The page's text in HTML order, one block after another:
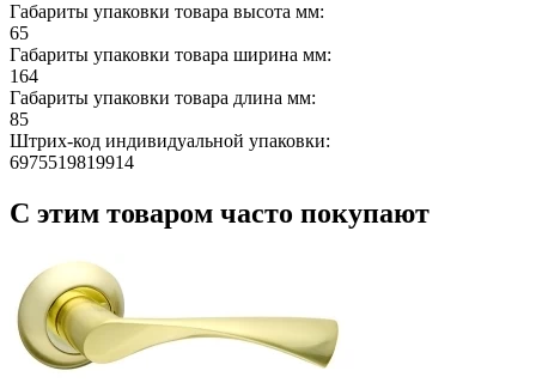
Габариты упаковки товара высота мм:
65
Габариты упаковки товара ширина мм:
164
Габариты упаковки товара длина мм:
85
Штрих-код индивидуальной упаковки:
6975519819914
С этим товаром часто покупают